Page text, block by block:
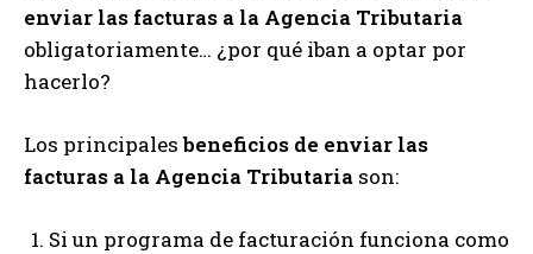
enviar las facturas a la Agencia Tributaria
obligatoriamente… ¿por qué iban a optar por
hacerlo?
Los principalesbeneficios de enviar las
facturas a la Agencia Tributaria son:
Si un programa de facturación funciona como